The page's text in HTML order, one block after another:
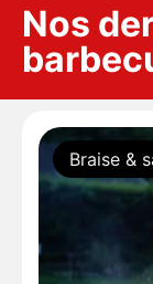
Nos
Braise &